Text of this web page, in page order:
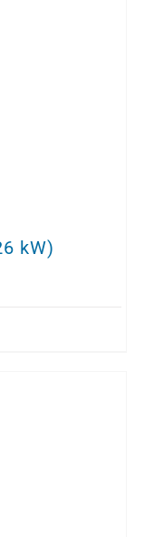
kW)